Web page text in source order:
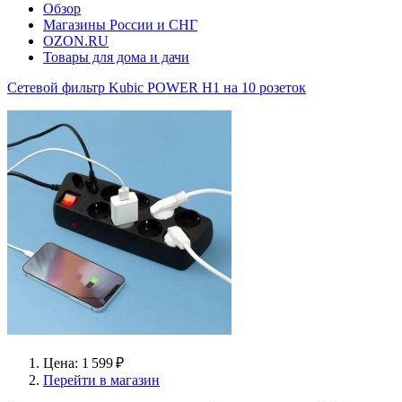
Обзор
Магазины России и СНГ
OZON.RU
Товары для дома и дачи
Сетевой фильтр Kubic POWER H1 на 10 розеток
Цена: 1 599 ₽
Перейти в магазин